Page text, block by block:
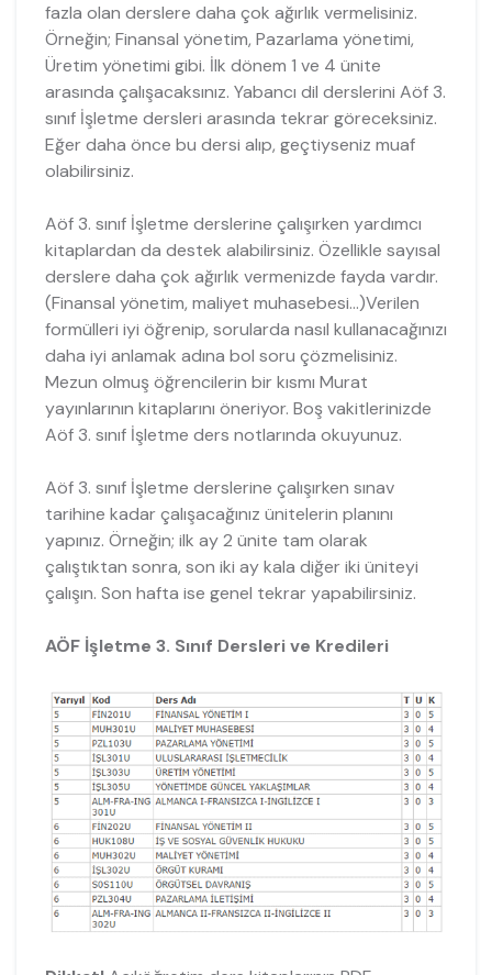
fazla olan derslere daha çok ağırlık vermelisiniz.
Örneğin; Finansal yönetim, Pazarlama yönetimi,
Üretim yönetimi gibi. İlk dönem 1 ve 4 ünite
arasında çalışacaksınız. Yabancı dil derslerini Aöf 3.
sınıf İşletme dersleri arasında tekrar göreceksiniz.
Eğer daha önce bu dersi alıp, geçtiyseniz muaf
olabilirsiniz.
Aöf 3. sınıf İşletme derslerine çalışırken yardımcı
kitaplardan da destek alabilirsiniz. Özellikle sayısal
derslere daha çok ağırlık vermenizde fayda vardır.
(Finansal yönetim, maliyet muhasebesi…)Verilen
formülleri iyi öğrenip, sorularda nasıl kullanacağınızı
daha iyi anlamak adına bol soru çözmelisiniz.
Mezun olmuş öğrencilerin bir kısmı Murat
yayınlarının kitaplarını öneriyor. Boş vakitlerinizde
Aöf 3. sınıf İşletme ders notlarında okuyunuz.
Aöf 3. sınıf İşletme derslerine çalışırken sınav
tarihine kadar çalışacağınız ünitelerin planını
yapınız. Örneğin; ilk ay 2 ünite tam olarak
çalıştıktan sonra, son iki ay kala diğer iki üniteyi
çalışın. Son hafta ise genel tekrar yapabilirsiniz.
AÖF İşletme 3. Sınıf Dersleri ve Kredileri